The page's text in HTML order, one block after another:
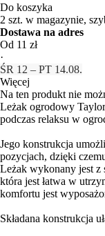
Do koszyka
2 szt. w magazynie,
Dostawa na adres
Od 11 zł
·
ŚR 12 – PT 14.08.
Więcej
Na ten produkt nie
Leżak ogrodowy
podczas relaksu w
Jego konstrukcja
pozycjach, dzięki
Leżak wykonany jest z
która jest łatwa w
komfortu jest
Składana konstrukcja